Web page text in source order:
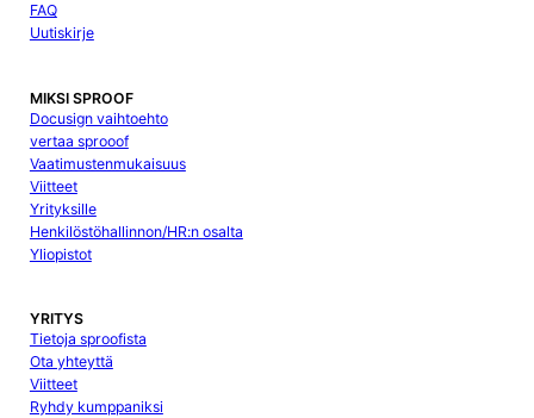
FAQ
Uutiskirje
MIKSI SPROOF
Docusign vaihtoehto
vertaa sprooof
Vaatimustenmukaisuus
Viitteet
Yrityksille
Henkilöstöhallinnon/HR:n osalta
Yliopistot
YRITYS
Tietoja sproofista
Ota yhteyttä
Viitteet
Ryhdy kumppaniksi